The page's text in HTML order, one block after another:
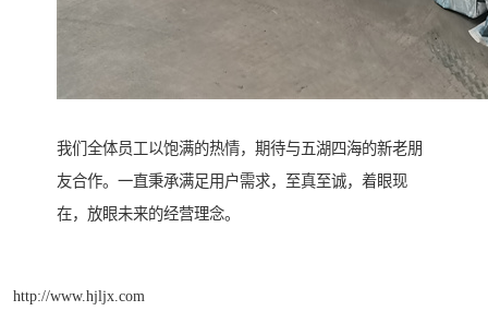
我们全体员工以饱满的热情，期待与五湖四海的新老朋
友合作。一直秉承满足用户需求，至真至诚，着眼现
在，放眼未来的经营理念。
http://www.hjljx.com